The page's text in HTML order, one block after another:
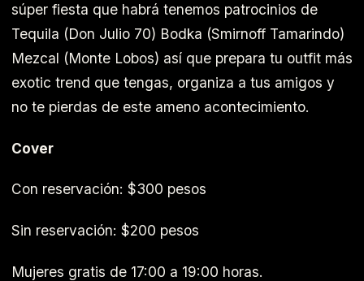
súper fiesta que habrá tenemos patrocinios de
Tequila (Don Julio 70) Bodka (Smirnoff Tamarindo)
Mezcal (Monte Lobos) así que prepara tu outfit más
exotic trend que tengas, organiza a tus amigos y
no te pierdas de este ameno acontecimiento.
Cover
Con reservación: $300 pesos
Sin reservación: $200 pesos
Mujeres gratis de 17:00 a 19:00 horas.